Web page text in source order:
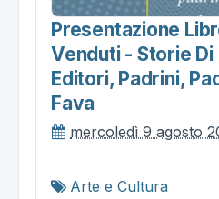
Presentazione
Venduti - Storie Di
Editori, Padrini,
Fava
mercoledì 9 agosto
Arte e Cultura